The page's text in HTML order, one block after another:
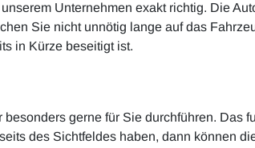
Unternehmen exakt richtig. Die
Sie nicht unnötig lange auf das
in Kürze beseitigt ist.
gerne für Sie durchführen. Das
des Sichtfeldes haben, dann können